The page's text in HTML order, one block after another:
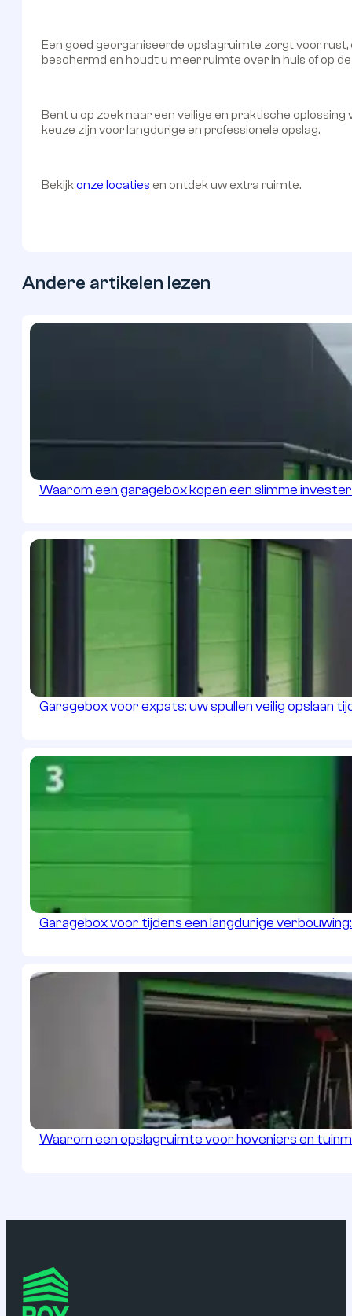
Een goed georganiseerde opslagruimte zorgt voor
beschermd en houdt u meer ruimte over in huis of op
Bent u op zoek naar een veilige en praktische
keuze zijn voor langdurige en professionele opslag.
Bekijk onze locaties en ontdek uw extra ruimte.
Andere artikelen lezen
Waarom een garagebox kopen een slimme
Garagebox voor expats: uw spullen veilig opslaan
Garagebox voor tijdens een langdurige
Waarom een opslagruimte voor hoveniers en